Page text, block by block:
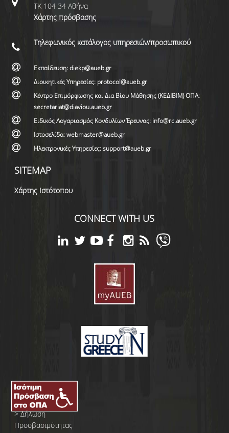
ΤΚ 104 34 Αθήνα
Χάρτης πρόσβασης
Τηλεφωνικός κατάλογος υπηρεσιών/προσωπικού
Εκπαίδευση: diekp@aueb.gr
Διοικητικές Υπηρεσίες: protocol@aueb.gr
Κέντρο Επιμόρφωσης και Δια Βίου Μάθησης (ΚΕΔΙΒΙΜ) ΟΠΑ:
secretariat@diaviou.aueb.gr
Ειδικός Λογαριασμός Κονδυλίων Έρευνας: info@rc.aueb.gr
Ιστοσελίδα: webmaster@aueb.gr
Ηλεκτρονικές Υπηρεσίες: support@aueb.gr
SITEMAP
Χάρτης Ιστότοπου
CONNECT WITH US
>Δήλωση
Προσβασιμότητας